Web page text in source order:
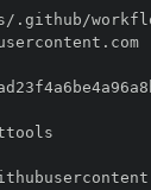
//token.actions.githubusercontent.com